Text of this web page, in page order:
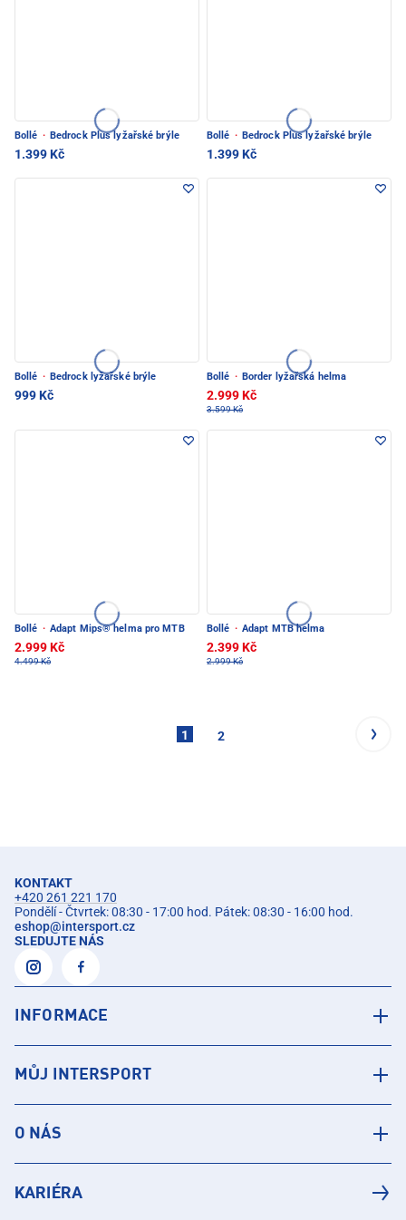
Bollé · Bedrock Plus lyžařské brýle
1.399 Kč
Bollé · Bedrock Plus lyžařské brýle
1.399 Kč
Bollé · Bedrock lyžařské brýle
999 Kč
Bollé · Border lyžařská helma
2.999 Kč
3.599 Kč
Bollé · Adapt Mips® helma pro MTB
2.999 Kč
4.499 Kč
Bollé · Adapt MTB helma
2.399 Kč
2.999 Kč
1 2
KONTAKT
+420 261 221 170
Pondělí - Čtvrtek: 08:30 - 17:00 hod. Pátek: 08:30 - 16:00 hod.
eshop@intersport.cz
SLEDUJTE NÁS
INFORMACE
MŮJ INTERSPORT
O NÁS
KARIÉRA